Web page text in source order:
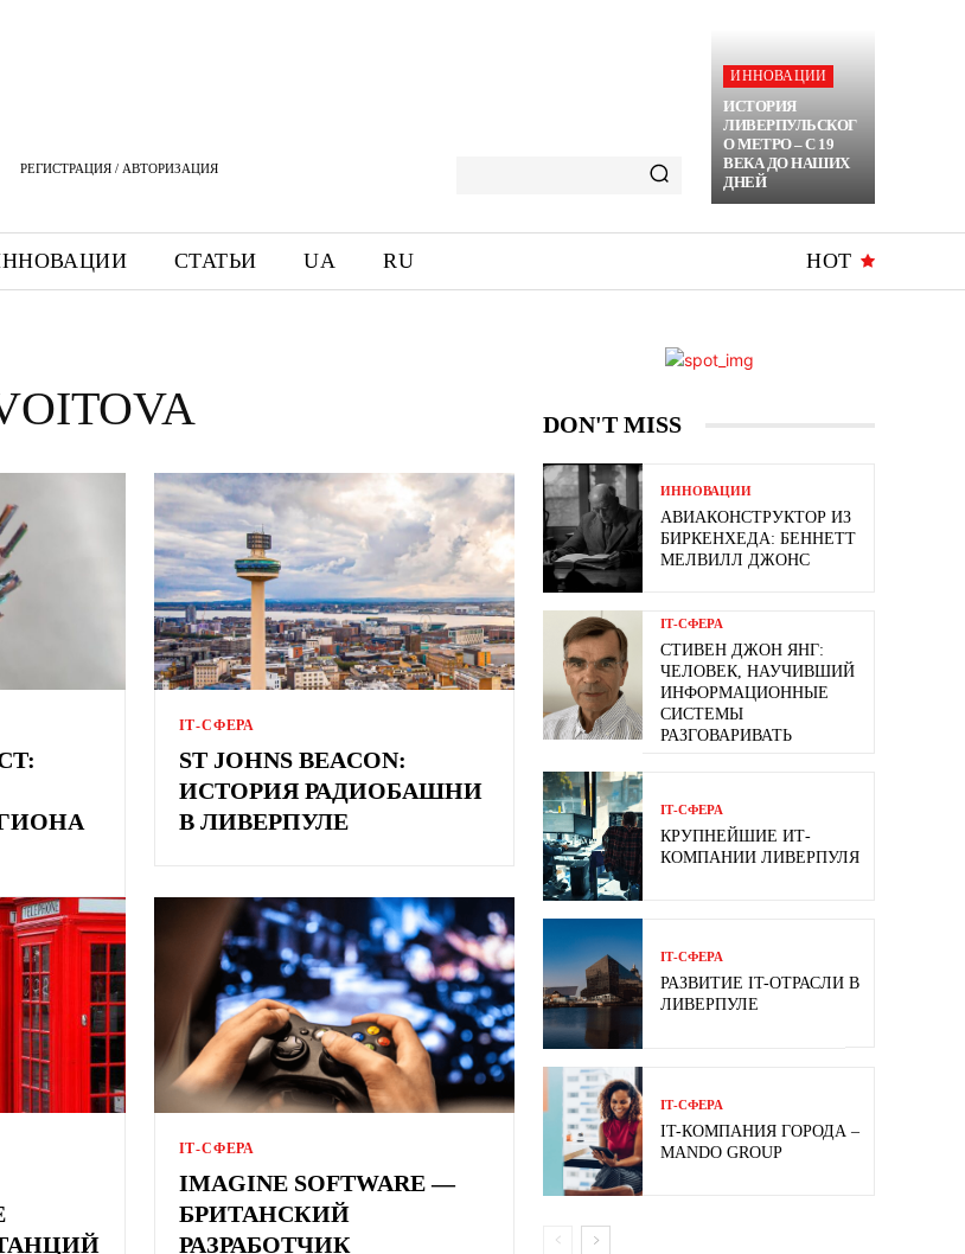
РЕГИСТРАЦИЯ / АВТОРИЗАЦИЯ
ИННОВАЦИИ
ИСТОРИЯ
ЛИВЕРПУЛЬСКОГ
О МЕТРО – С 19
ВЕКА ДО НАШИХ
ДНЕЙ
СТАТЬИ UA RU HOT
ІТ-СФЕРА
ST JOHNS BEACON:
ИСТОРИЯ РАДИОБАШНИ
В ЛИВЕРПУЛЕ
ІТ-СФЕРА
IMAGINE SOFTWARE —
БРИТАНСКИЙ
РАЗРАБОТЧИК
DON'T MISS
ИННОВАЦИИ
АВИАКОНСТРУКТОР ИЗ
БИРКЕНХЕДА: БЕННЕТТ
МЕЛВИЛЛ ДЖОНС
ІТ-СФЕРА
СТИВЕН ДЖОН ЯНГ:
ЧЕЛОВЕК, НАУЧИВШИЙ
ИНФОРМАЦИОННЫЕ
СИСТЕМЫ
РАЗГОВАРИВАТЬ
ІТ-СФЕРА
КРУПНЕЙШИЕ ИТ-
КОМПАНИИ ЛИВЕРПУЛЯ
ІТ-СФЕРА
РАЗВИТИЕ IT-ОТРАСЛИ В
ЛИВЕРПУЛЕ
ІТ-СФЕРА
IT-КОМПАНИЯ ГОРОДА –
MANDO GROUP